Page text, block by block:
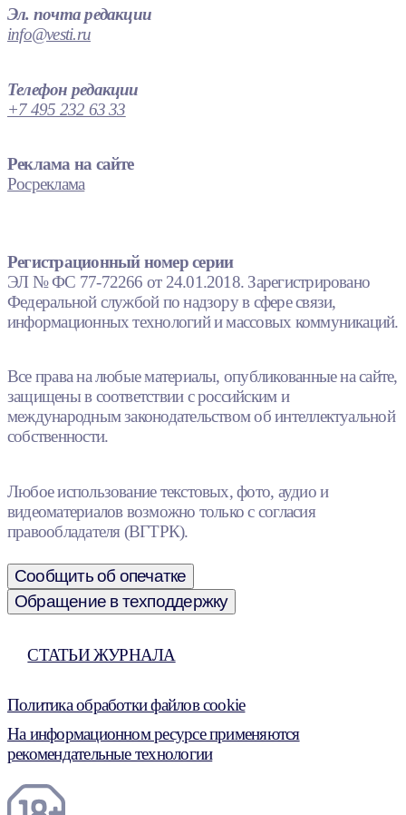
Эл. почта редакции
info@vesti.ru
Телефон редакции
+7 495 232 63 33
Реклама на сайте
Росреклама
Регистрационный номер серии
ЭЛ № ФС 77-72266 от 24.01.2018. Зарегистрировано
Федеральной службой по надзору в сфере связи,
информационных технологий и массовых коммуникаций.
Все права на любые материалы, опубликованные на сайте,
защищены в соответствии с российским и
международным законодательством об интеллектуальной
собственности.
Любое использование текстовых, фото, аудио и
видеоматериалов возможно только с согласия
правообладателя (ВГТРК).
Сообщить об опечатке
Обращение в техподдержку
СТАТЬИ ЖУРНАЛА
Политика обработки файлов cookie
На информационном ресурсе применяются
рекомендательные технологии